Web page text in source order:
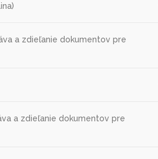
a zdieľanie dokumentov pre
a zdieľanie dokumentov pre